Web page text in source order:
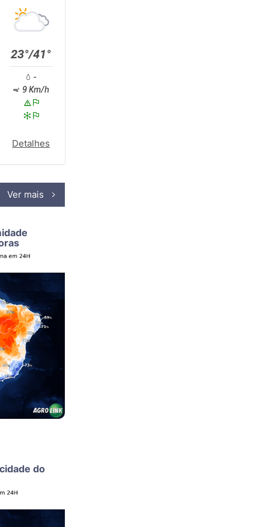
23°/41°
-
9 Km/h
Detalhes
Ver mais
do